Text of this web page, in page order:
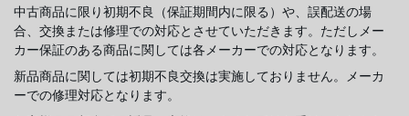
中古商品に限り初期不良（保証期間内に限る）や、誤配送の場
合、交換または修理での対応とさせていただきます。ただしメー
カー保証のある商品に関しては各メーカーでの対応となります。
新品商品に関しては初期不良交換は実施しておりません。メーカ
ーでの修理対応となります。